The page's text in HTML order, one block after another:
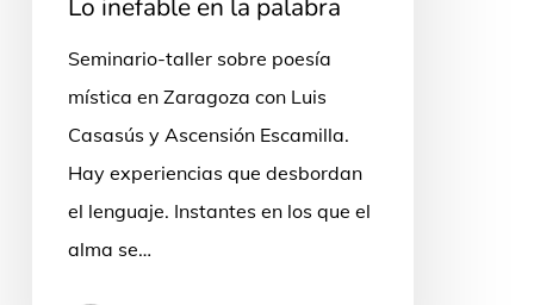
Lo inefable en la palabra
Seminario-taller sobre poesía
mística en Zaragoza con Luis
Casasús y Ascensión Escamilla.
Hay experiencias que desbordan
el lenguaje. Instantes en los que el
alma se…